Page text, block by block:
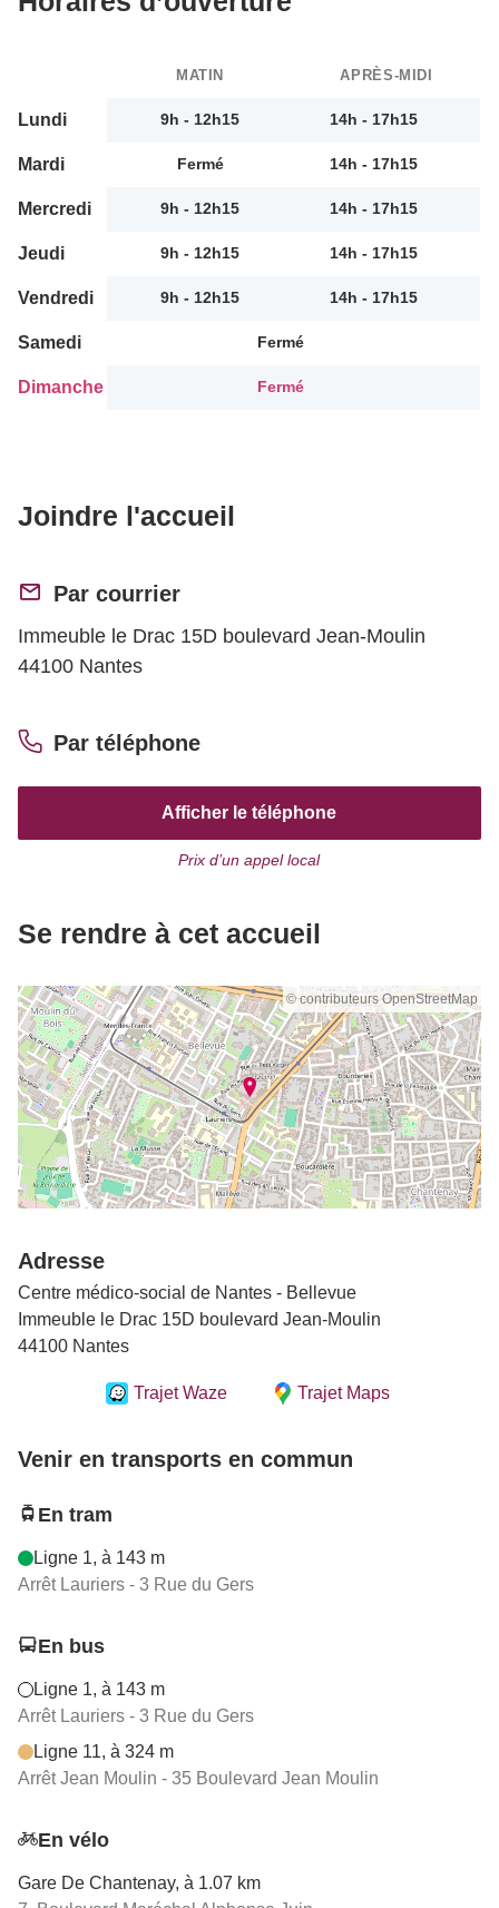
MATIN APRÈS-MIDI
Lundi 9h - 12h15 14h - 17h15
Mardi Fermé 14h - 17h15
Mercredi 9h - 12h15 14h - 17h15
Jeudi 9h - 12h15 14h - 17h15
Vendredi 9h - 12h15 14h - 17h15
Samedi Fermé
Dimanche Fermé
Joindre l'accueil
Par courrier
Immeuble le Drac 15D boulevard Jean-Moulin
44100 Nantes
Par téléphone
Afficher le téléphone
Prix d’un appel local
Se rendre à cet accueil
© contributeurs OpenStreetMap
Adresse
Centre médico-social de Nantes - Bellevue
Immeuble le Drac 15D boulevard Jean-Moulin
44100 Nantes
Trajet Waze Trajet Maps
Venir en transports en commun
En tram
Ligne 1, à 143 m
Arrêt Lauriers - 3 Rue du Gers
En bus
Ligne 1, à 143 m
Arrêt Lauriers - 3 Rue du Gers
Ligne 11, à 324 m
Arrêt Jean Moulin - 35 Boulevard Jean Moulin
En vélo
Gare De Chantenay, à 1.07 km